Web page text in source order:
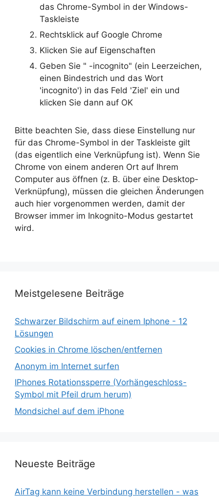
das Chrome-Symbol in der Windows-
Taskleiste
Rechtsklick auf Google Chrome
Klicken Sie auf Eigenschaften
Geben Sie " -incognito" (ein Leerzeichen,
einen Bindestrich und das Wort
'incognito') in das Feld 'Ziel' ein und
klicken Sie dann auf OK
Bitte beachten Sie, dass diese Einstellung nur
für das Chrome-Symbol in der Taskleiste gilt
(das eigentlich eine Verknüpfung ist). Wenn Sie
Chrome von einem anderen Ort auf Ihrem
Computer aus öffnen (z. B. über eine Desktop-
Verknüpfung), müssen die gleichen Änderungen
auch hier vorgenommen werden, damit der
Browser immer im Inkognito-Modus gestartet
wird.
Meistgelesene Beiträge
Schwarzer Bildschirm auf einem Iphone - 12
Lösungen
Cookies in Chrome löschen/entfernen
Anonym im Internet surfen
IPhones Rotationssperre (Vorhängeschloss-
Symbol mit Pfeil drum herum)
Mondsichel auf dem iPhone
Neueste Beiträge
AirTag kann keine Verbindung herstellen - was